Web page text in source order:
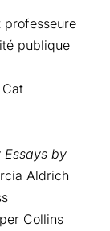
professeure
publique
Essays by
Aldrich
Collins